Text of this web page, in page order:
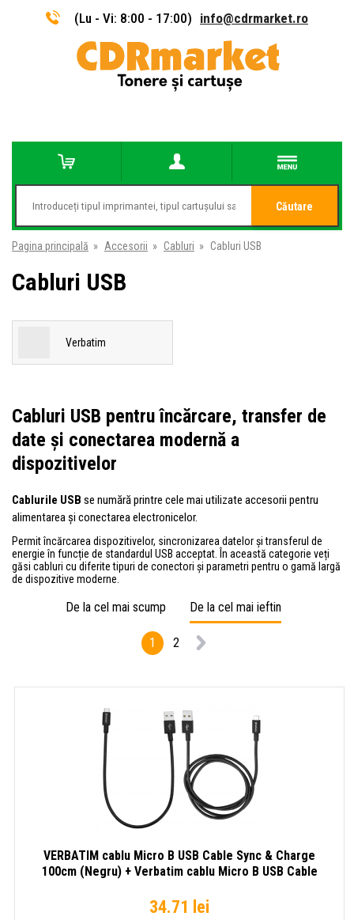
(Lu - Vi: 8:00 - 17:00) info@cdrmarket.ro
Căutare
Pagina principală » Accesorii » Cabluri » Cabluri USB
Cabluri USB
Verbatim
Cabluri USB pentru încărcare, transfer de
date și conectarea modernă a
dispozitivelor
Cablurile USB se numără printre cele mai utilizate accesorii pentru
alimentarea și conectarea electronicelor.
Permit încărcarea dispozitivelor, sincronizarea datelor și transferul de
energie în funcție de standardul USB acceptat. În această categorie veți
găsi cabluri cu diferite tipuri de conectori și parametri pentru o gamă largă
de dispozitive moderne.
De la cel mai scump De la cel mai ieftin
1 2
VERBATIM cablu Micro B USB Cable Sync & Charge
100cm (Negru) + Verbatim cablu Micro B USB Cable
34.71 lei